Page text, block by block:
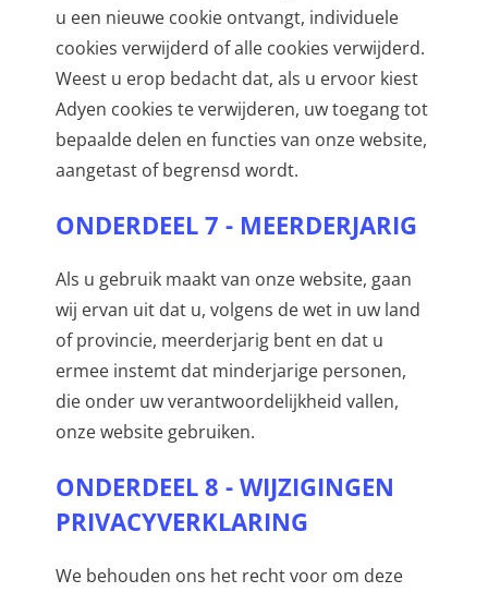
u een nieuwe cookie ontvangt, individuele
cookies verwijderd of alle cookies verwijderd.
Weest u erop bedacht dat, als u ervoor kiest
Adyen cookies te verwijderen, uw toegang tot
bepaalde delen en functies van onze website,
aangetast of begrensd wordt.
ONDERDEEL 7 - MEERDERJARIG
Als u gebruik maakt van onze website, gaan
wij ervan uit dat u, volgens de wet in uw land
of provincie, meerderjarig bent en dat u
ermee instemt dat minderjarige personen,
die onder uw verantwoordelijkheid vallen,
onze website gebruiken.
ONDERDEEL 8 - WIJZIGINGEN
PRIVACYVERKLARING
We behouden ons het recht voor om deze